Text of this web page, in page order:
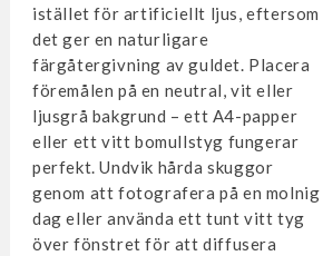
istället för artificiellt ljus, eftersom
det ger en naturligare
färgåtergivning av guldet. Placera
föremålen på en neutral, vit eller
ljusgrå bakgrund – ett A4-papper
eller ett vitt bomullstyg fungerar
perfekt. Undvik hårda skuggor
genom att fotografera på en molnig
dag eller använda ett tunt vitt tyg
över fönstret för att diffusera